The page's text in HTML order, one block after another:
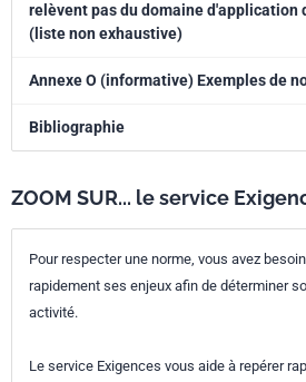
relèvent pas du domaine d'application
(liste non exhaustive)
Annexe O (informative) Exemples de
Bibliographie
ZOOM SUR... le service
Pour respecter une norme, vous avez
rapidement ses enjeux afin de déterminer
activité.
Le service Exigences vous aide à repérer